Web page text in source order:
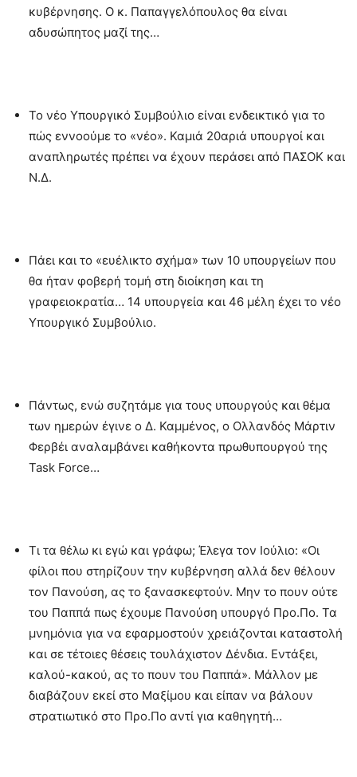
κυβέρνησης. Ο κ. Παπαγγελόπουλος θα είναι
αδυσώπητος μαζί της…
Το νέο Yπουργικό Συμβούλιο είναι ενδεικτικό για το
πώς εννοούμε το «νέο». Καμιά 20αριά υπουργοί και
αναπληρωτές πρέπει να έχουν περάσει από ΠΑΣΟΚ και
Ν.Δ.
Πάει και το «ευέλικτο σχήμα» των 10 υπουργείων που
θα ήταν φοβερή τομή στη διοίκηση και τη
γραφειοκρατία… 14 υπουργεία και 46 μέλη έχει το νέο
Υπουργικό Συμβούλιο.
Πάντως, ενώ συζητάμε για τους υπουργούς και θέμα
των ημερών έγινε ο Δ. Καμμένος, ο Ολλανδός Μάρτιν
Φερβέι αναλαμβάνει καθήκοντα πρωθυπουργού της
Task Force…
Τι τα θέλω κι εγώ και γράφω; Έλεγα τον Ιούλιο: «Οι
φίλοι που στηρίζουν την κυβέρνηση αλλά δεν θέλουν
τον Πανούση, ας το ξανασκεφτούν. Μην το πουν ούτε
του Παππά πως έχουμε Πανούση υπουργό Προ.Πο. Τα
μνημόνια για να εφαρμοστούν χρειάζονται καταστολή
και σε τέτοιες θέσεις τουλάχιστον Δένδια. Εντάξει,
καλού-κακού, ας το πουν του Παππά». Μάλλον με
διαβάζουν εκεί στο Μαξίμου και είπαν να βάλουν
στρατιωτικό στο Προ.Πο αντί για καθηγητή…